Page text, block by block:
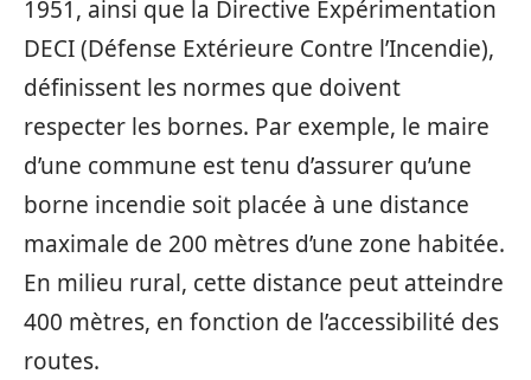
1951, ainsi que la Directive Expérimentation
DECI (Défense Extérieure Contre l’Incendie),
définissent les normes que doivent
respecter les bornes. Par exemple, le maire
d’une commune est tenu d’assurer qu’une
borne incendie soit placée à une distance
maximale de 200 mètres d’une zone habitée.
En milieu rural, cette distance peut atteindre
400 mètres, en fonction de l’accessibilité des
routes.